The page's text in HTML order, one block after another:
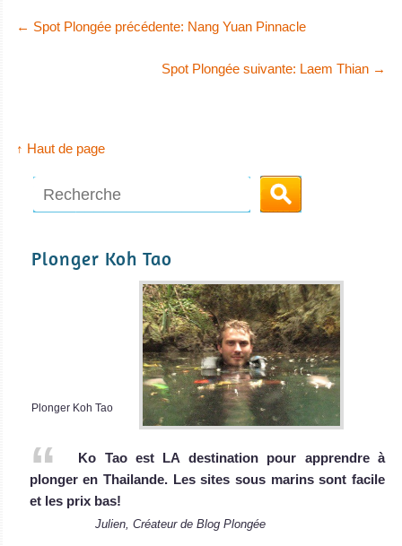
← Spot Plongée précédente: Nang Yuan Pinnacle
Spot Plongée suivante: Laem Thian →
↑ Haut de page
Plonger Koh Tao
Plonger Koh Tao
Ko Tao est LA destination pour apprendre à
plonger en Thailande. Les sites sous marins sont facile
et les prix bas!
Julien, Créateur de Blog Plongée